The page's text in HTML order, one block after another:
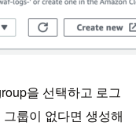
을 선택하고 로그
룹이 없다면 생성해